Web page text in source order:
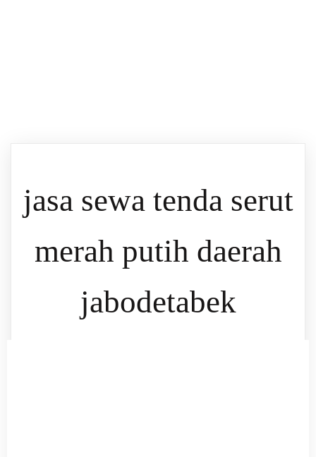
jasa sewa tenda serut
merah putih daerah
jabodetabek